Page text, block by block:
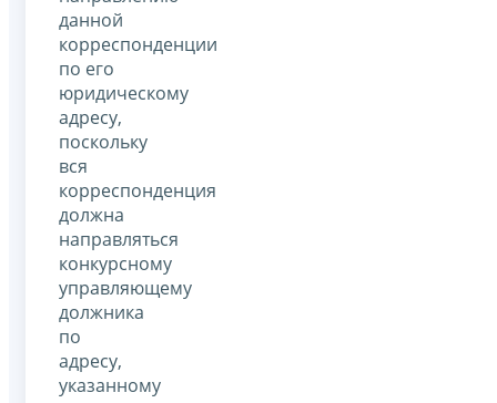
данной
корреспонденции
по его
юридическому
адресу,
поскольку
вся
корреспонденция
должна
направляться
конкурсному
управляющему
должника
по
адресу,
указанному